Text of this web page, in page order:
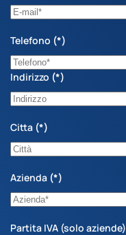
Telefono (*)
Indirizzo (*)
Citta (*)
Azienda (*)
Partita IVA (solo aziende)